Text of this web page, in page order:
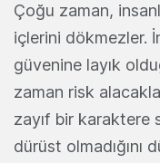
Çoğu zaman,
içlerini dökmezler.
güvenine layık
zaman risk
zayıf bir karaktere
dürüst olmadığını